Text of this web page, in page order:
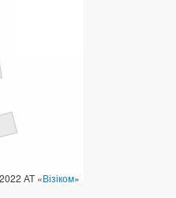
АТ «Візіком»